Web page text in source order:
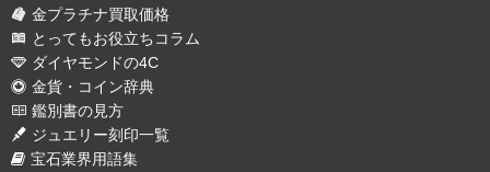
金プラチナ買取価格
とってもお役立ちコラム
ダイヤモンドの4C
金貨・コイン辞典
鑑別書の見方
ジュエリー刻印一覧
宝石業界用語集